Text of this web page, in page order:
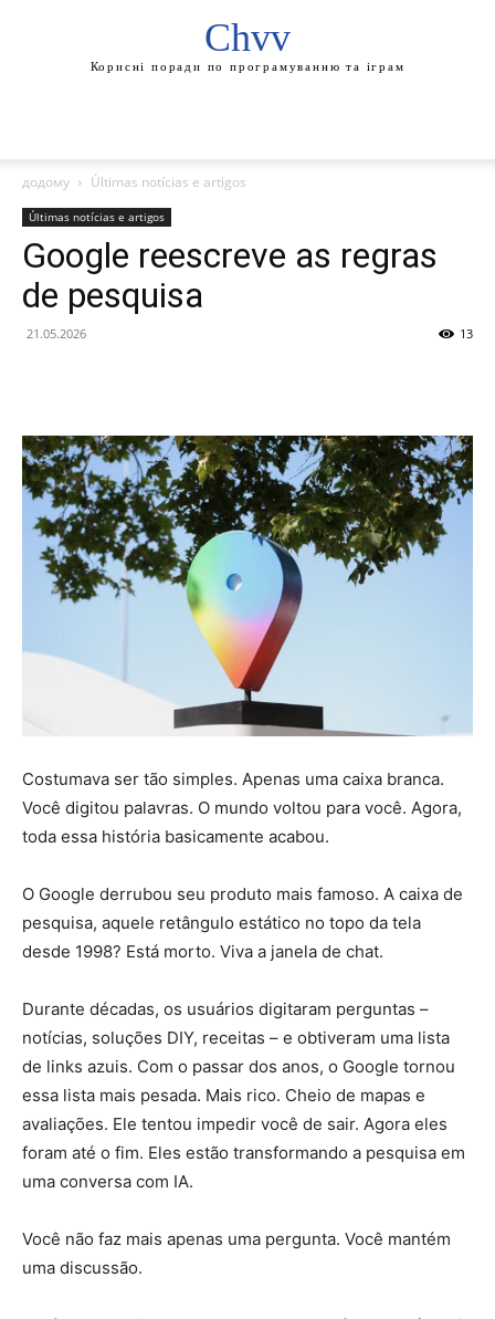
Chvv
Корисні поради по програмуванню та іграм
додому Últimas notícias e artigos
Últimas notícias e artigos
Google reescreve as regras
de pesquisa
21.05.2026 13
Costumava ser tão simples. Apenas uma caixa branca.
Você digitou palavras. O mundo voltou para você. Agora,
toda essa história basicamente acabou.
O Google derrubou seu produto mais famoso. A caixa de
pesquisa, aquele retângulo estático no topo da tela
desde 1998? Está morto. Viva a janela de chat.
Durante décadas, os usuários digitaram perguntas –
notícias, soluções DIY, receitas – e obtiveram uma lista
de links azuis. Com o passar dos anos, o Google tornou
essa lista mais pesada. Mais rico. Cheio de mapas e
avaliações. Ele tentou impedir você de sair. Agora eles
foram até o fim. Eles estão transformando a pesquisa em
uma conversa com IA.
Você não faz mais apenas uma pergunta. Você mantém
uma discussão.